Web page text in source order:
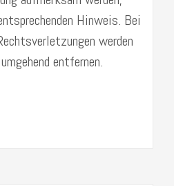
Hinweis. Bei
werden
entfernen.